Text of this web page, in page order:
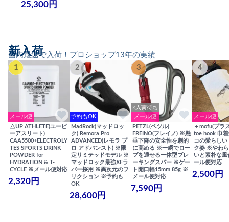
25,300円
国内最速で入荷！プロショップ13年の実績
新入荷
1
メール便
△UP ATHLETE(ユーピ
ーアスリート)
CAA5500+ELECTROLY
TES SPORTS DRINK
POWDER for
HYDRATION & T-
CYCLE ※メール便対応
2,320円
2
予約もOK
MadRock(マッドロッ
ク) Remora Pro
ADVANCED(レモラ プ
ロ アドバンスト) ※限
定リミテッドモデル ※
マッドロック最強XFラ
バー採用 ※異次元のフ
リクション ※予約も
OK
28,600円
3
×入荷待ち
メール便
PETZL(ペツル)
FREINO(フレイノ) ※懸
垂下降の安全性を劇的
に高める ※一瞬でロー
プを通せる一体型ブレ
ーキングスパー ※ゲー
ト開口幅15mm 85g ※
メール便対応
7,590円
4
メール便
＋mofu(プラ
toe hook 巾
コの愛らしい
ク姿 ※やわ
いと素朴な
ール便対応
2,500円